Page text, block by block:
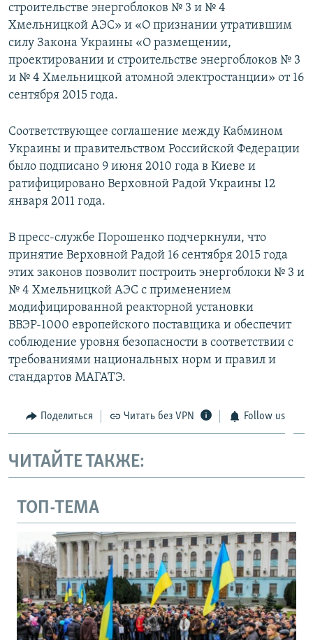
строительстве энергоблоков № 3 и № 4
Хмельницкой АЭС» и «О признании утратившим
силу Закона Украины «О размещении,
проектировании и строительстве энергоблоков № 3
и № 4 Хмельницкой атомной электростанции» от 16
сентября 2015 года.
Соответствующее соглашение между Кабмином
Украины и правительством Российской Федерации
было подписано 9 июня 2010 года в Киеве и
ратифицировано Верховной Радой Украины 12
января 2011 года.
В пресс-службе Порошенко подчеркнули, что
принятие Верховной Радой 16 сентября 2015 года
этих законов позволит построить энергоблоки № 3 и
№ 4 Хмельницкой АЭС с применением
модифицированной реакторной установки
ВВЭР-1000 европейского поставщика и обеспечит
соблюдение уровня безопасности в соответствии с
требованиями национальных норм и правил и
стандартов МАГАТЭ.
Поделиться Читать без VPN Follow us
ЧИТАЙТЕ ТАКЖЕ:
ТОП-ТЕМА